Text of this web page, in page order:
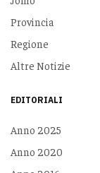
Provincia
Regione
Altre Notizie
EDITORIALI
Anno 2025
Anno 2020